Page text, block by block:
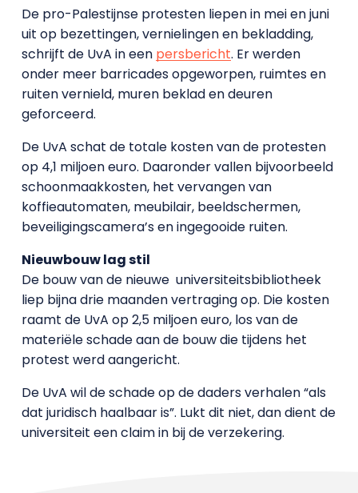
De pro-Palestijnse protesten liepen in mei en juni
uit op bezettingen, vernielingen en bekladding,
schrijft de UvA in een persbericht. Er werden
onder meer barricades opgeworpen, ruimtes en
ruiten vernield, muren beklad en deuren
geforceerd.
De UvA schat de totale kosten van de protesten
op 4,1 miljoen euro. Daaronder vallen bijvoorbeeld
schoonmaakkosten, het vervangen van
koffieautomaten, meubilair, beeldschermen,
beveiligingscamera’s en ingegooide ruiten.
Nieuwbouw lag stil
De bouw van de nieuwe universiteitsbibliotheek
liep bijna drie maanden vertraging op. Die kosten
raamt de UvA op 2,5 miljoen euro, los van de
materiële schade aan de bouw die tijdens het
protest werd aangericht.
De UvA wil de schade op de daders verhalen “als
dat juridisch haalbaar is”. Lukt dit niet, dan dient de
universiteit een claim in bij de verzekering.